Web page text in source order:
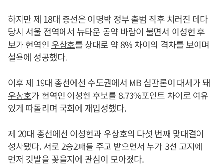
하지만 제 18대 총선은 이명박 정부 출범 직후 치러진 데다
당시 서울 전역에서 뉴타운 공약 바람이 불면서 이성헌 후
보가 현역인 우상호를 상대로 약 8% 차이의 격차를 보이며
설욕에 성공했다.
이후 제 19대 총선에선 수도권에서 MB 심판론이 대세가 돼
우상호가 현역인 이성헌 후보를 8.73%포인트 차이로 여유
있게 따돌리며 국회에 재입성했다.
제 20대 총선에선 이성헌과 우상호의 다섯 번째 맞대결이
성사됐다. 서로 2승2패를 주고 받으면서 누가 3선 고지에
먼저 깃발을 꽂을지에 관심이 모아졌다.